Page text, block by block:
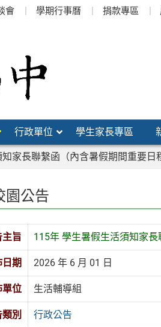
會 學期行事曆 捐款專區
行政單位 學生家長專區
家長聯繫函（內含暑假期間重要日
園公告
主旨 115年 學生暑假生活須知家長
期 2026 年 6 月 01 日
單位 生活輔導組
別 行政公告